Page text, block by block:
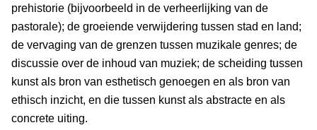
prehistorie (bijvoorbeeld in de verheerlijking van de
pastorale); de groeiende verwijdering tussen stad en land;
de vervaging van de grenzen tussen muzikale genres; de
discussie over de inhoud van muziek; de scheiding tussen
kunst als bron van esthetisch genoegen en als bron van
ethisch inzicht, en die tussen kunst als abstracte en als
concrete uiting.